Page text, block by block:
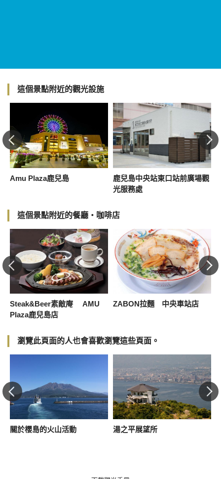
這個景點附近的觀光設施
Amu Plaza鹿兒島
鹿兒島中央站東口站前廣場觀
光服務處
這個景點附近的餐廳・咖啡店
Steak&Beer素敵庵 AMU
Plaza鹿兒島店
ZABON拉麵 中央車站店
瀏覽此頁面的人也會喜歡瀏覽這些頁面。
關於櫻島的火山活動 湯之平展望所